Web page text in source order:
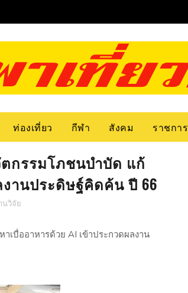
ท่องเที่ยว กีฬา สังคม ราชการ
กรรมโภชนบำบัด แก้
านประดิษฐ์คิดค้น ปี 66
นวิจัย
บื่ออาหารด้วย AI เข้าประกวดผลงาน